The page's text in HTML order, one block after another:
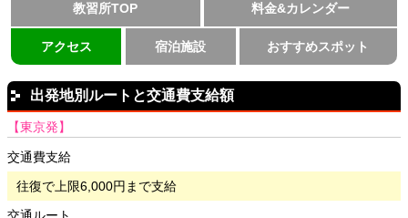
教習所TOP 料金&カレンダー
アクセス 宿泊施設 おすすめスポット
出発地別ルートと交通費支給額
【東京発】
交通費支給
往復で上限6,000円まで支給